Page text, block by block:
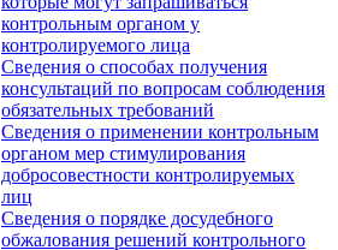
контрольным органом у
контролируемого лица
Сведения о способах получения
консультаций по вопросам соблюдения
обязательных требований
Сведения о применении контрольным
органом мер стимулирования
добросовестности контролируемых
лиц
Сведения о порядке досудебного
обжалования решений контрольного